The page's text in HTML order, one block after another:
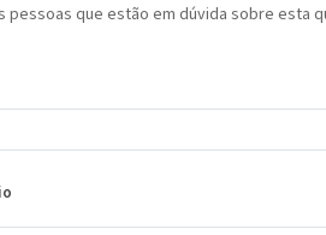
pessoas que estão em dúvida sobre esta